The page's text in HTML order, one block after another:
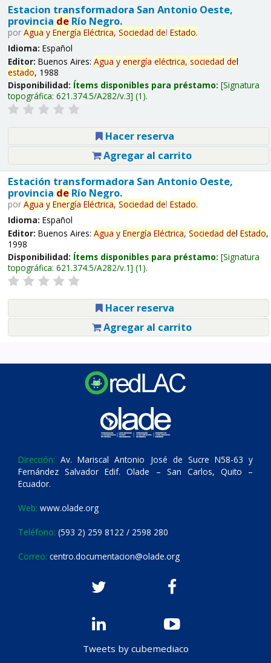
Estacion transformadora San Antonio Oeste,
provincia deRío Negro.
por Agua y Energía Eléctrica, Sociedad del Estado.
Idioma: Español
Editor: Buenos Aires: Agua y energía eléctrica, sociedad del
estado, 1988
Disponibilidad: Ítems disponibles para préstamo: Signatura
topográfica: 621.374.5/A282/v.3 (1).
Hacer reserva
Agregar al carrito
Estación transformadora San Antonio Oeste,
provincia deRío Negro.
por Agua y Energía Eléctrica, Sociedad del Estado.
Idioma: Español
Editor: Buenos Aires: Agua y Energía Eléctrica, Sociedad del Estado,
1998
Disponibilidad: Ítems disponibles para préstamo: Signatura
topográfica: 621.374.5/A282/v.1 (1).
Hacer reserva
Agregar al carrito
Dirección: Av. Mariscal Antonio José de Sucre N58-63 y
Fernández Salvador Edif. Olade – San Carlos, Quito –
Ecuador.
Web: www.olade.org
Teléfono: (593 2) 259 8122 / 2598 280
Correo: centro.documentacion@olade.org
Tweets by cubemediaco